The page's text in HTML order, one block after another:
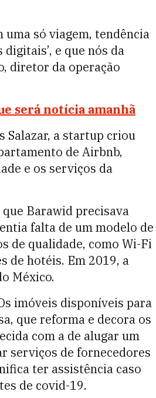
uma só viagem, tendência
e que nós da
diretor da operação
será notícia amanhã
Salazar, a startup criou
de Airbnb,
e os serviços da
Barawid precisava
falta de um modelo de
de qualidade, como Wi-Fi
de hotéis. Em 2019, a
México.
imóveis disponíveis para
que reforma e decora os
com a de alugar um
serviços de fornecedores
ter assistência caso
de covid-19.